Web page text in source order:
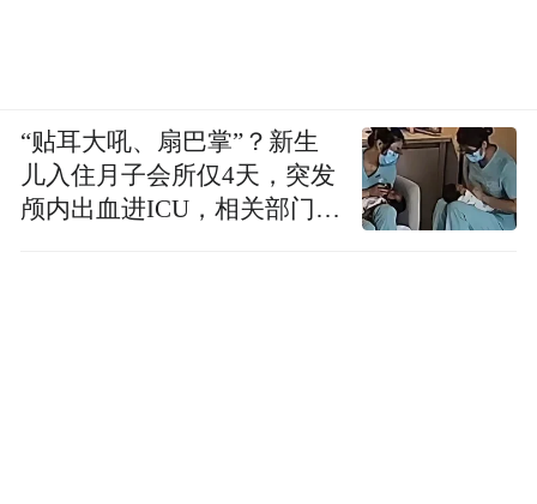
“贴耳大吼、扇巴掌”？新生
儿入住月子会所仅4天，突发
颅内出血进ICU，相关部门已